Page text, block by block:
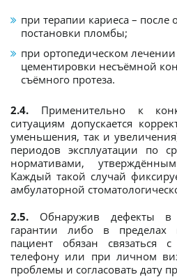
при терапии кариеса – после
постановки пломбы;
при ортопедическом
цементировки несъёмной
съёмного протеза.
2.4. Применительно к
ситуациям допускается
уменьшения, так и
периодов эксплуатации по
нормативами,
Каждый такой случай
амбулаторной
2.5. Обнаружив дефекты в
гарантии либо в пределах
пациент обязан
телефону или при личном
проблемы и согласовать дату